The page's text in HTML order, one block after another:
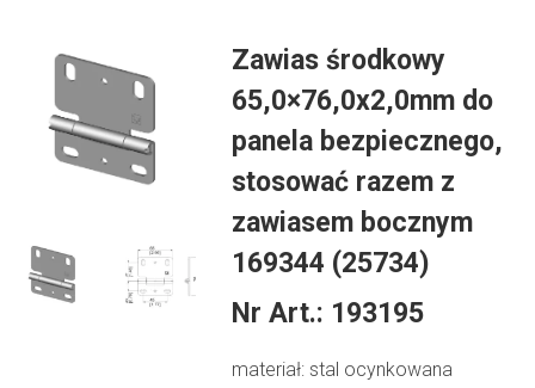
Zawias środkowy
65,0×76,0x2,0mm do
panela bezpiecznego,
stosować razem z
zawiasem bocznym
169344 (25734)
Nr Art.: 193195
materiał: stal ocynkowana